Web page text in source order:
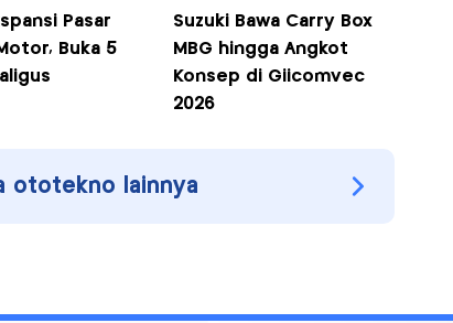
Pasar
Buka 5
Suzuki Bawa Carry Box
MBG hingga Angkot
Konsep di Giicomvec
2026
ototekno lainnya